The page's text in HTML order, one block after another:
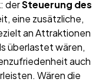
derSteuerung des
eine zusätzliche,
an Attraktionen
überlastet wären,
auch
Wären die